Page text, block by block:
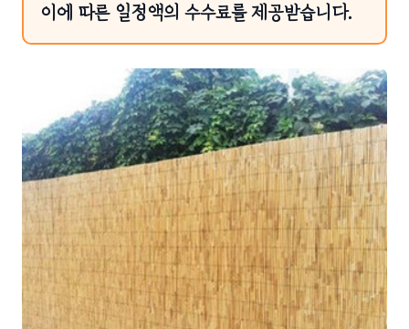
이에 따른 일정액의 수수료를 제공받습니다.